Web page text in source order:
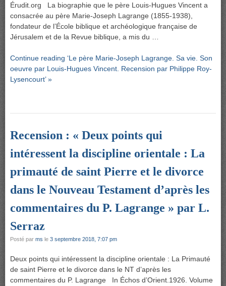
Érudit.org La biographie que le père Louis-Hugues Vincent a
consacrée au père Marie-Joseph Lagrange (1855-1938),
fondateur de l’École biblique et archéologique française de
Jérusalem et de la Revue biblique, a mis du …
Continue reading ‘Le père Marie-Joseph Lagrange. Sa vie. Son
oeuvre par Louis-Hugues Vincent. Recension par Philippe Roy-
Lysencourt’ »
Recension : « Deux points qui
intéressent la discipline orientale : La
primauté de saint Pierre et le divorce
dans le Nouveau Testament d’après les
commentaires du P. Lagrange » par L.
Serraz
Posté par ms le 3 septembre 2018, 7:07 pm
Deux points qui intéressent la discipline orientale : La Primauté
de saint Pierre et le divorce dans le NT d’après les
commentaires du P. Lagrange In Échos d’Orient.1926. Volume